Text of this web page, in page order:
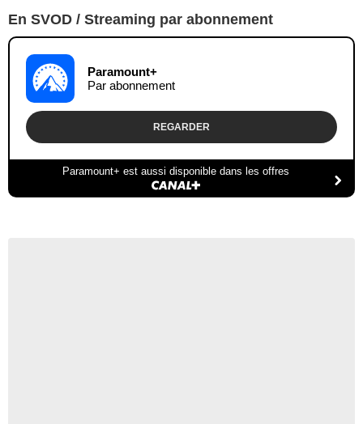
En SVOD / Streaming par abonnement
Paramount+
Par abonnement
REGARDER
Paramount+ est aussi disponible dans les offres